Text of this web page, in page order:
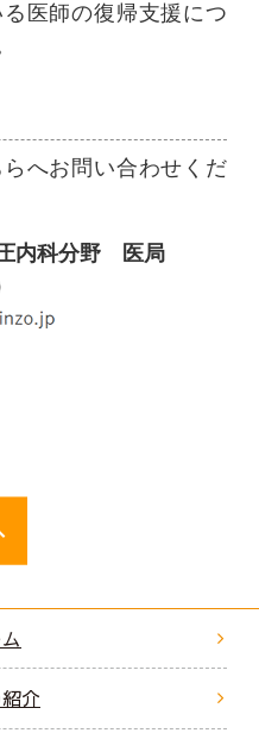
医師の復帰支援につ
へお問い合わせくだ
内科分野 医局
介